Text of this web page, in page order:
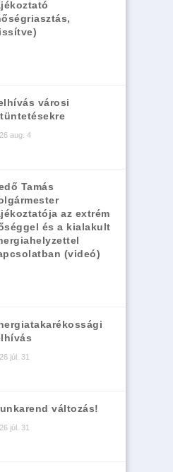
városi
aug. 4
Tamás
az extrém
és a kialakult
(videó)
júl. 31
változás!
júl. 31